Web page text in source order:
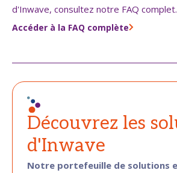
d'Inwave, consultez notre FAQ complet.
Accéder à la FAQ complète
Découvrez les
d'Inwave
Notre portefeuille de solutions